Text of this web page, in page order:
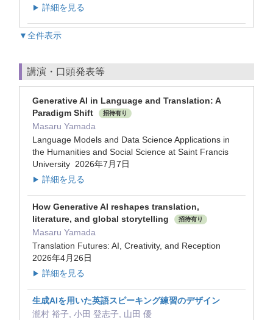
▶ 詳細を見る
▼全件表示
講演・口頭発表等
Generative AI in Language and Translation: A
Paradigm Shift
招待有り
Masaru Yamada
Language Models and Data Science Applications in
the Humanities and Social Science at Saint Francis
University 2026年7月7日
▶ 詳細を見る
How Generative AI reshapes translation,
literature, and global storytelling
招待有り
Masaru Yamada
Translation Futures: AI, Creativity, and Reception
2026年4月26日
▶ 詳細を見る
生成AIを用いた英語スピーキング練習のデザイン
瀧村 裕子, 小田 登志子, 山田 優